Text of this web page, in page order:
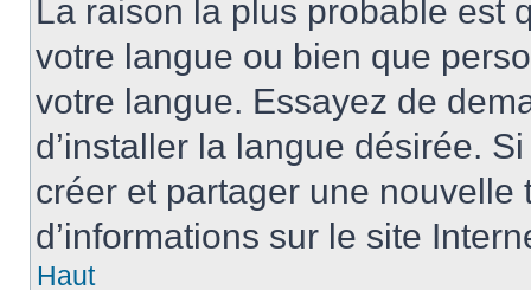
La raison la plus probable est
votre langue ou bien que
votre langue. Essayez de
d’installer la langue désirée.
créer et partager une
d’informations sur le site
Haut